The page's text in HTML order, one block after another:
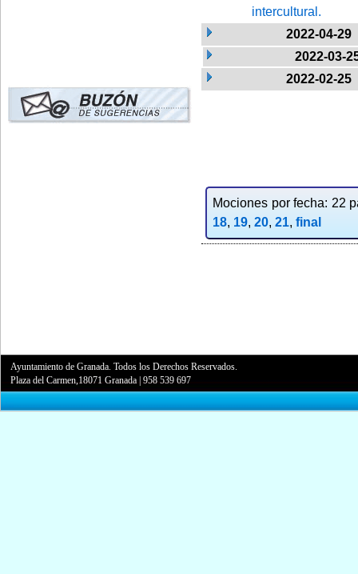
intercultural.
2022-04-29
2022-03-
2022-02-25
Mociones por fecha: 22
18, 19, 20, 21, final
Ayuntamiento de Granada. Todos los Derechos Reservados.
Plaza del Carmen,18071 Granada |958 539 697